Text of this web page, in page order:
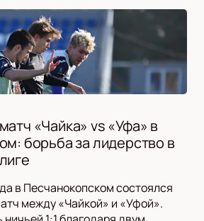
«Чайка» vs «Уфа» в
борьба за лидерство в
в Песчанокопском состоялся
между «Чайкой» и «Уфой».